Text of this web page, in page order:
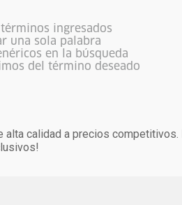
ingresados
una sola palabra
en la búsqueda
del término deseado
calidad a precios